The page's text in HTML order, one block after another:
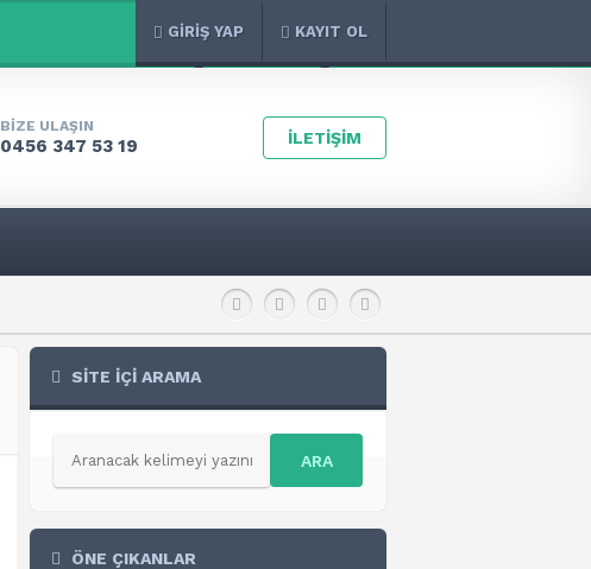
GİRİŞ YAP KAYIT OL
BİZE ULAŞIN
0456 347 53 19 İLETİŞİM
SİTE İÇİ ARAMA
ARA
ÖNE ÇIKANLAR